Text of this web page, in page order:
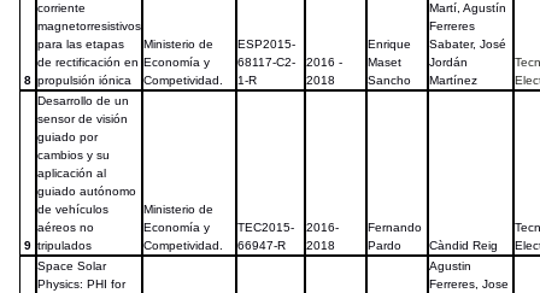
8
corriente
magnetorresistivos
para las etapas
de rectificación en
propulsión iónica
Ministerio de
Economía y
Competividad.
ESP2015-
68117-C2-
1-R
2016 -
2018
Enrique
Maset
Sancho
Martí, Agustín
Ferreres
Sabater, José
Jordán
Martínez
9
Desarrollo de un
sensor de visión
guiado por
cambios y su
aplicación al
guiado autónomo
de vehículos
aéreos no
tripulados
Ministerio de
Economía y
Competividad.
TEC2015-
66947-R
2016-
2018
Fernando
Pardo
Càndid Reig
Space Solar
Physics: PHI for
Agustin
Ferreres, Jose